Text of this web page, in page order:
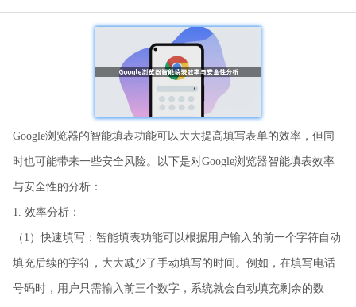
Google浏览器的智能填表功能可以大大提高填写表单的效率，但同
时也可能带来一些安全风险。以下是对Google浏览器智能填表效率
与安全性的分析：
1. 效率分析：
（1）快速填写：智能填表功能可以根据用户输入的前一个字符自动
填充后续的字符，大大减少了手动填写的时间。例如，在填写电话
号码时，用户只需输入前三个数字，系统就会自动填充剩余的数